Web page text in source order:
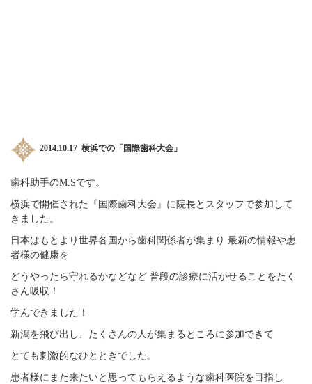
2014.10.17 横浜での「国際歯科大会」
歯科助手のM.Sです。
横浜で開催された『国際歯科大会』に院長とスタッフで参加して
きました。
日本はもとより世界各国から歯科関係者が集まり 最新の情報や患
者様の健康を
どうやったら守れるかなどなど 普段の診療に活かせることをたく
さん吸収！
学んできました！
新潟を飛び出し、たくさんの人が集まるところに参加できて
とても刺激的なひとときでした。
患者様にまた来たいと思ってもらえるような歯科医院を目指し